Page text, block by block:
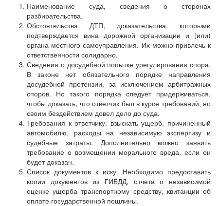
Наименование суда, сведения о сторонах
разбирательства.
Обстоятельства ДТП, доказательства, которыми
подтверждается вина дорожной организации и (или)
органа местного самоуправления. Их можно привлечь к
ответственности солидарно.
Сведения о досудебной попытке урегулирования спора.
В законе нет обязательного порядке направления
досудебной претензии, за исключением арбитражных
споров. Но такого порядка следует придерживаться,
чтобы доказать, что ответчик был в курсе требований, но
своим бездействием довел дело до суда.
Требования к ответчику: взыскать ущерб, причиненный
автомобилю, расходы на независимую экспертизу и
судебные затраты. Дополнительно можно заявить
требование о возмещении морального вреда, если он
будет доказан.
Список документов к иску. Необходимо предоставить
копии документов из ГИБДД, отчета о независимой
оценке ущерба транспортному средству, квитанции об
оплате государственной пошлины.